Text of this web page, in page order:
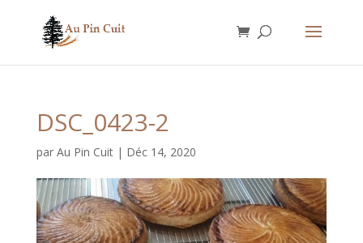
DSC_0423-2
par Au Pin Cuit| Déc 14, 2020